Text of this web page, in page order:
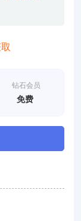
钻石会员
免费